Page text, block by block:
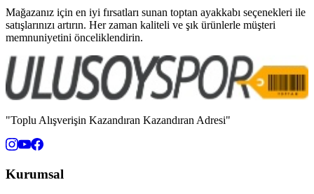
Mağazanız için en iyi fırsatları sunan toptan ayakkabı seçenekleri ile
satışlarınızı artırın. Her zaman kaliteli ve şık ürünlerle müşteri
memnuniyetini önceliklendirin.
"Toplu Alışverişin Kazandıran Kazandıran Adresi"
Kurumsal